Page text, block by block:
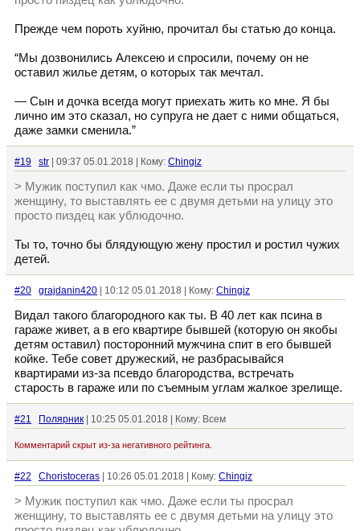
Прежде чем пороть хуйню, прочитал бы статью до конца.
“Мы дозвонились Алексею и спросили, почему он не
оставил жилье детям, о которых так мечтал.
— Сын и дочка всегда могут приехать жить ко мне. Я бы
лично им это сказал, но супруга не дает с ними общаться,
даже замки сменила.”
#19 str | 09:37 05.01.2018 | Кому: Chingiz
> Мужик поступил как чмо. Даже если ты просрал
женщину, то выставлять ее с двумя детьми на улицу это
просто пиздец как ублюдочно.
Ты то, точно бы блядующую жену простил и ростил чужих
детей.
#20 grajdanin420 | 10:12 05.01.2018 | Кому: Chingiz
Видал такого благородного как ты. В 40 лет как псина в
гараже живет, а в его квартире бывшей (которую он якобы
детям оставил) посторонний мужчина спит в его бывшей
койке. Тебе совет дружеский, не разбрасывайся
квартирами из-за псевдо благородства, встречать
старость в гараже или по съемным углам жалкое зрелище.
#21 Полярник | 10:25 05.01.2018 | Кому: Всем
Комментарий скрыт из-за негативного рейтинга.
#22 Choristoceras | 10:26 05.01.2018 | Кому: Chingiz
> Мужик поступил как чмо. Даже если ты просрал
женщину, то выставлять ее с двумя детьми на улицу это